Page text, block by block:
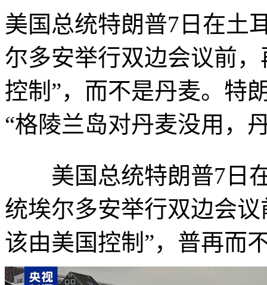
美国总统特朗普7日在土
尔多安举行双边会议前
控制”，而不是丹麦。特
“格陵兰岛对丹麦没用，
美国总统特朗普7日在
统埃尔多安举行双边会
该由美国控制”，普再而